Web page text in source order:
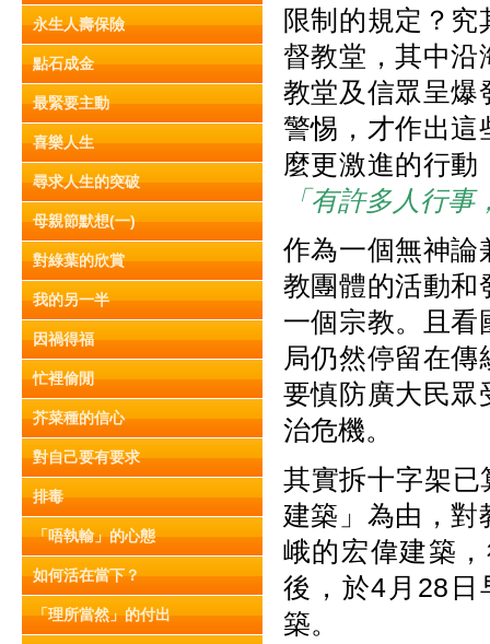
永生人壽保險
點石成金
最緊要主動
喜樂人生
尋求人生的突破
母親節默想(一)
對綠葉的欣賞
我的另一半
因禍得福
忙裡偷閒
芥菜種的信心
對自己要有要求
排毒
「唔執輸」的心態
如何活在當下？
「理所當然」的付出
限制的規定？
督教堂，其中沿
教堂及信眾呈爆
警惕，才作出這
麼更激進的行
「有許多人行
作為一個無神論
教團體的活動和
一個宗教。且看
局仍然停留在
要慎防廣大民眾
治危機。
其實拆十字架
建築」為由，對
峨的宏偉建築
後，於4月28日
築。